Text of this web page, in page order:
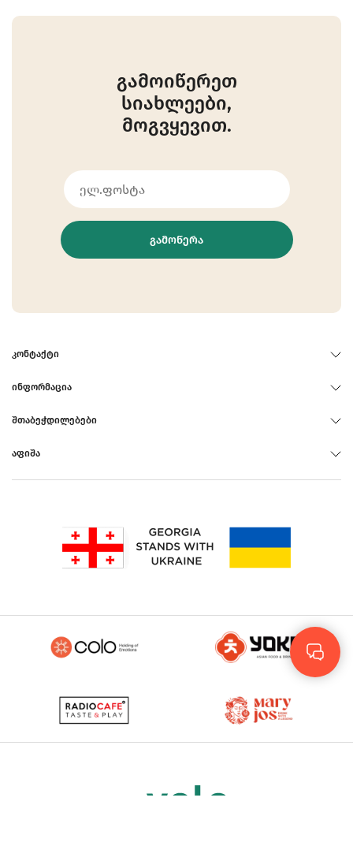
გამოიწერეთ
სიახლეები,
მოგვყევით.
ᲒᲐᲛᲝᲬᲔᲠᲐ
ᲙᲝᲜᲢᲐᲥᲢᲘ
ᲘᲜᲤᲝᲠᲛᲐᲪᲘᲐ
ᲨᲗᲐᲑᲔᲭᲓᲘᲚᲔᲑᲔᲑᲘ
ᲐᲤᲘᲨᲐ
Rus